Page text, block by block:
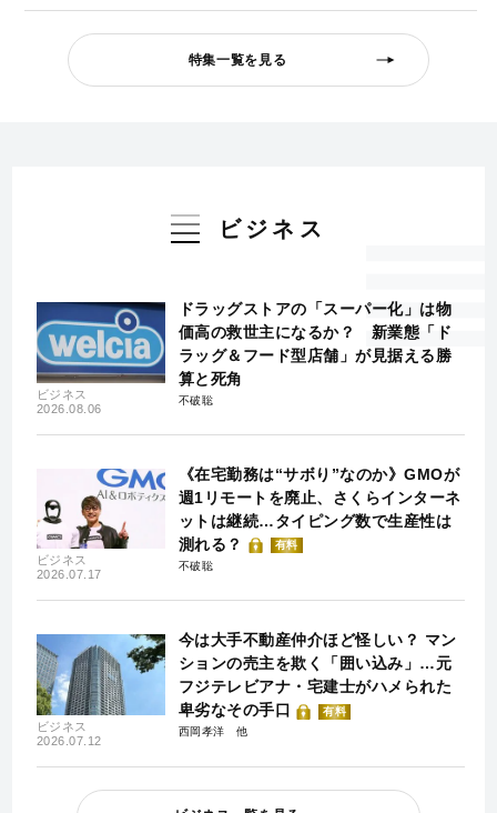
特集一覧を見る
ビジネス
ビジネス
2026.08.06
ドラッグストアの「スーパー化」は物
価高の救世主になるか？ 新業態「ド
ラッグ＆フード型店舗」が見据える勝
算と死角
不破聡
ビジネス
2026.07.17
《在宅勤務は“サボり”なのか》GMOが
週1リモートを廃止、さくらインターネ
ットは継続…タイピング数で生産性は
測れる？
有料
不破聡
ビジネス
2026.07.12
今は大手不動産仲介ほど怪しい？ マン
ションの売主を欺く「囲い込み」…元
フジテレビアナ・宅建士がハメられた
卑劣なその手口
有料
西岡孝洋